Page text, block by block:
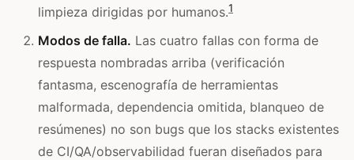
limpieza dirigidas por humanos.1
Modos de falla. Las cuatro fallas con forma de
respuesta nombradas arriba (verificación
fantasma, escenografía de herramientas
malformada, dependencia omitida, blanqueo de
resúmenes) no son bugs que los stacks existentes
de CI/QA/observabilidad fueran diseñados para